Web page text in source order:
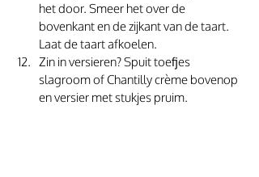
het door. Smeer het over de
bovenkant en de zijkant van de taart.
Laat de taart afkoelen.
Zin in versieren? Spuit toefjes
slagroom of Chantilly crème bovenop
en versier met stukjes pruim.